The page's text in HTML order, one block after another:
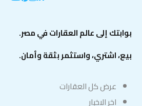
بوابتك إلى عالم العقارات في مصر.
بيع، اشتري، واستثمر بثقة وأمان.
عرض كل العقارات
اخر الاخبار